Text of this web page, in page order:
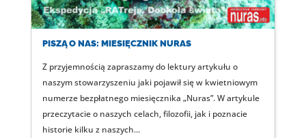
PISZĄ O NAS: MIESIĘCZNIK NURAS
Z przyjemnością zapraszamy do lektury artykułu o
naszym stowarzyszeniu jaki pojawił się w kwietniowym
numerze bezpłatnego miesięcznika „Nuras”. W artykule
przeczytacie o naszych celach, filozofii, jak i poznacie
historie kilku z naszych...